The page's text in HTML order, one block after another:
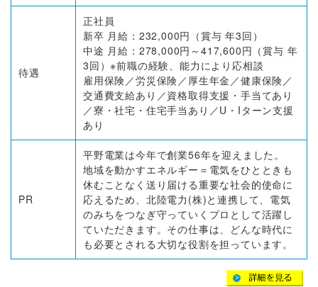
待遇
正社員
新卒 月給：232,000円（賞与 年3回）
中途 月給：278,000円～417,600円（賞与 年
3回）※前職の経験、能力により応相談
雇用保険／労災保険／厚生年金／健康保険／
交通費支給あり／資格取得支援・手当てあり
／寮・社宅・住宅手当あり／U・Iターン支援
あり
PR
平野電業は今年で創業56年を迎えました。
地域を動かすエネルギー＝電気をひとときも
休むことなく送り届ける重要な社会的使命に
応えるため、北陸電力(株)と連携して、電気
のみちをつなぎ守っていくプロとして活躍し
ていただきます。その仕事は、どんな時代に
も必要とされる大切な役割を担っています。